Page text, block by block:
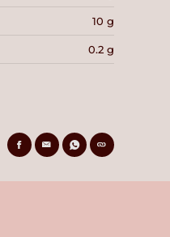
10 g
0.2 g